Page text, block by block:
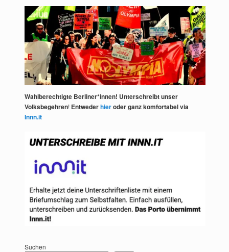
Wahlberechtigte Berliner*innen! Unterschreibt unser
Volksbegehren! Entwederhieroder ganz komfortabel via
Innn.it
Suchen